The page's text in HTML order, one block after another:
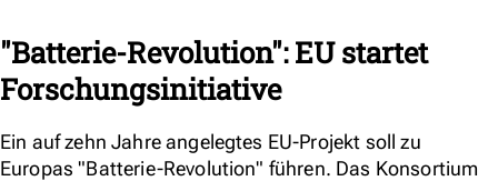
"Batterie-Revolution": EU startet
Forschungsinitiative
Ein auf zehn Jahre angelegtes EU-Projekt soll zu
Europas "Batterie-Revolution" führen. Das Konsortium